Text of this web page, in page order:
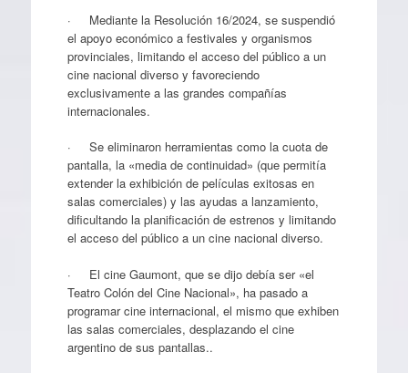
· Mediante la Resolución 16/2024, se suspendió
el apoyo económico a festivales y organismos
provinciales, limitando el acceso del público a un
cine nacional diverso y favoreciendo
exclusivamente a las grandes compañías
internacionales.
· Se eliminaron herramientas como la cuota de
pantalla, la «media de continuidad» (que permitía
extender la exhibición de películas exitosas en
salas comerciales) y las ayudas a lanzamiento,
dificultando la planificación de estrenos y limitando
el acceso del público a un cine nacional diverso.
· El cine Gaumont, que se dijo debía ser «el
Teatro Colón del Cine Nacional», ha pasado a
programar cine internacional, el mismo que exhiben
las salas comerciales, desplazando el cine
argentino de sus pantallas..